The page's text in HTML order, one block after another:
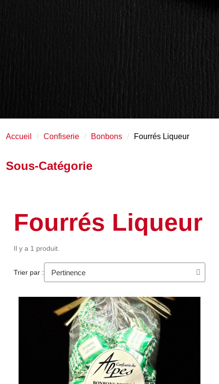
Accueil Confiserie Bonbons Fourrés Liqueur
Sous-Catégorie
Fourrés Liqueur
Il y a 1 produit.
Trier par :